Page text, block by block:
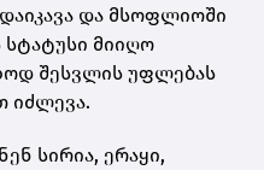
და მსოფლიოში
სტატუსი მიიღო
შესვლის უფლებას
იძლევა.
სირია, ერაყი,